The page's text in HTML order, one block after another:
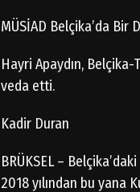
MÜSİAD Belçika’da Bir
Hayri Apaydın,
veda etti.
Kadir Duran
BRÜKSEL –
2018 yılından bu yana